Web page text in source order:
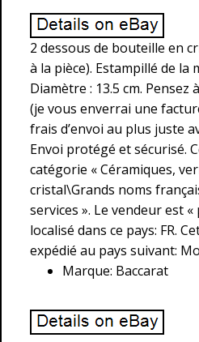
2 dessous de bouteille en
à la pièce). Estampillé de la
Diamètre : 13.5 cm.
(je vous enverrai une
frais d’envoi au plus juste
Envoi protégé et sécurisé.
catégorie « Céramiques,
cristal\Grands noms
services ». Le vendeur est
localisé dans ce pays: FR.
expédié au pays suivant:
Marque: Baccarat